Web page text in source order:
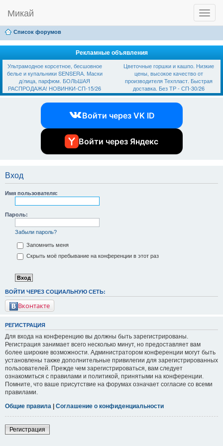
T
o
g
l
n
a
i
g
Микай
Ссылки Вход
Список форумов
Рекламные объявления
Ультрамодное корсетное, бесшовное
белье и купальники SЕNSЕRА. Маски
д/лица, парфюм. БОЛЬШАЯ
РАСПРОДАЖА! НОВИНКИ-СП-15/26
Цветочные горшки и кашпо. Низкие
цены, высокое качество от
производителя Техпласт. Быстрая
доставка. Без ТР - СП-30/26
Войти через VK ID
Войти через Яндекс
Вход
Имя пользователя:
Пароль:
Забыли пароль?
Запомнить меня
Скрыть моё пребывание на конференции в этот раз
ВОЙТИ ЧЕРЕЗ СОЦИАЛЬНУЮ СЕТЬ:
Вконтакте
РЕГИСТРАЦИЯ
Для входа на конференцию вы должны быть зарегистрированы.
Регистрация занимает всего несколько минут, но предоставляет вам
более широкие возможности. Администратором конференции могут быть
установлены также дополнительные привилегии для зарегистрированных
пользователей. Прежде чем зарегистрироваться, вам следует
ознакомиться с правилами и политикой, принятыми на конференции.
Помните, что ваше присутствие на форумах означает согласие со всеми
правилами.
Общие правила
Соглашение о конфиденциальности
Регистрация